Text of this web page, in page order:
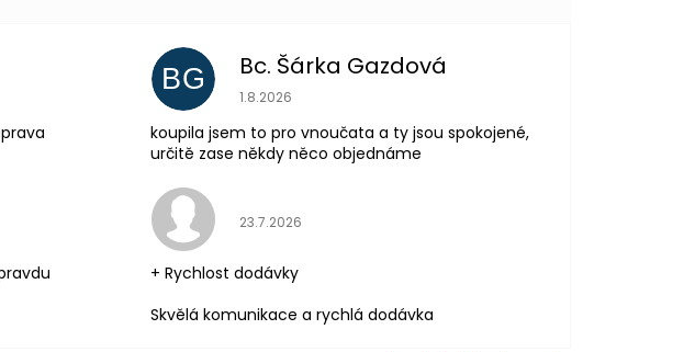
hvězdiček. BG Bc. Šárka Gazdová
Hodnocení obchodu je 5 z 5 hvězdiček.
1.8.2026
koupila jsem to pro vnoučata a ty jsou spokojené,
určitě zase někdy něco objednáme
hvězdiček.
Hodnocení obchodu je 5 z 5 hvězdiček.
23.7.2026
+ Rychlost dodávky
Skvělá komunikace a rychlá dodávka